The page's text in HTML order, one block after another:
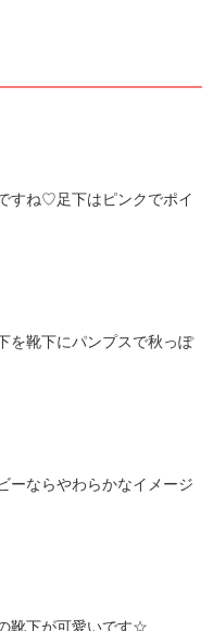
すね♡足下はピンクでポイ
を靴下にパンプスで秋っぽ
ーならやわらかなイメージ
靴下が可愛いです☆